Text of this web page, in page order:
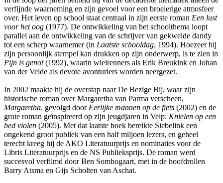
verfijnde waarneming en zijn gevoel voor een broeierige atmosfeer
over. Het leven op school staat centraal in zijn eerste roman Een lust
voor het oog (1977). De ontwikkeling van het schoolthema loopt
parallel aan de ontwikkeling van de schrijver van gekwelde dandy
tot een scherp waarnemer (in Laatste schooldag, 1994). Hoezeer hij
zijn persoonlijk stempel kan drukken op zijn onderwerp, is te zien in
Pijn is genot(1992), waarin wielrenners als Erik Breukink en Johan
van der Velde als devote avonturiers worden neergezet.
In 2002 maakte hij de overstap naar De Bezige Bij, waar zijn
historische roman over Margaretha van Parma verscheen,
Margaretha, gevolgd door Eerlijke mannen op de fiets (2002) en de
grote roman geïnspireerd op zijn jeugdjaren in Velp: Knielen op een
bed violen (2005). Met dat laatste boek bereikte Siebelink een
ongekend groot publiek van een half miljoen lezers, en geheel
terecht kreeg hij de AKO Literatuurprijs en nominaties voor de
Libris Literatuurprijs en de NS Publieksprijs. De roman werd
succesvol verfilmd door Ben Sombogaart, met in de hoofdrollen
Barry Atsma en Gijs Scholten van Aschat.